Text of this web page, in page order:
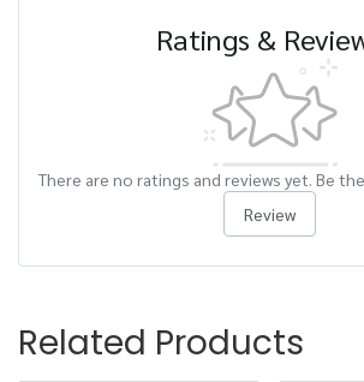
Ratings &
There are no ratings and reviews yet. Be
Review
Related Products